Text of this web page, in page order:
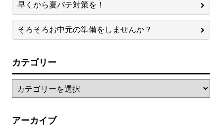
早くから夏バテ対策を！
そろそろお中元の準備をしませんか？
カテゴリー
アーカイブ